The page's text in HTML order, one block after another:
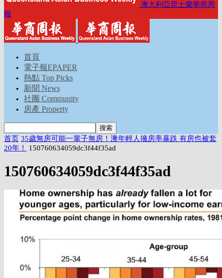
澳大利亞昆士蘭華商周
報
首頁
電子報EPAPER
熱點 Top Picks
新聞 News
社團 Community
房產 Property
首页 35歲無房可能一輩子無房！澳年輕人擁房率暴跌 有房也被套
20年！
150760634059dc3f44f35ad
150760634059dc3f44f35ad